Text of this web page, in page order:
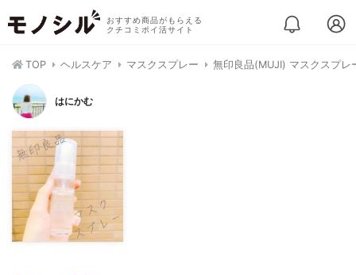
おすすめ商品がもらえる
クチコミポイ活サイト
TOP ヘルスケア マスクスプレー 無印良品(MUJI) マスクスプレ
はにかむ